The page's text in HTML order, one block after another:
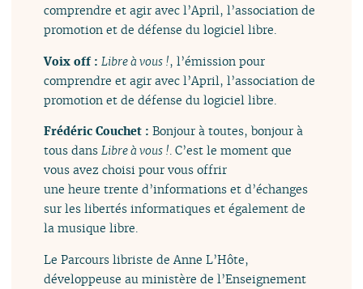
comprendre et agir avec l’April, l’association de
promotion et de défense du logiciel libre.
Voix off :Libre à vous !, l’émission pour
comprendre et agir avec l’April, l’association de
promotion et de défense du logiciel libre.
Frédéric Couchet :Bonjour à toutes, bonjour à
tous dansLibre à vous !. C’est le moment que
vous avez choisi pour vous offrir
une heure trente d’informations et d’échanges
sur les libertés informatiques et également de
la musique libre.
Le Parcours libriste de Anne L’Hôte,
développeuse au ministère de l’Enseignement